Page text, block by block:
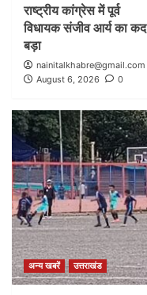
राष्ट्रीय कांग्रेस में पूर्व
विधायक संजीव आर्य का कद
बड़ा
nainitalkhabre@gmail.com
August 6, 2026
0
अन्य खबरें उत्तराखंड